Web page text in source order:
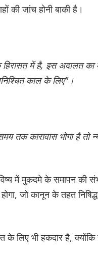
की जांच होनी बाकी है।
में है, इस अदालत का
काल के लिए"।
कारावास भोगा है तो
में मुकदमे के समापन की
जो कानून के तहत
लिए भी हकदार है,